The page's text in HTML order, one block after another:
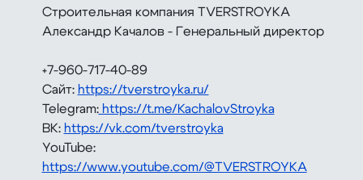
Строительная компания TVERSTROYKA
Александр Качалов - Генеральный директор
+7-960-717-40-89
Сайт: https://tverstroyka.ru/
Telegram:https://t.me/KachalovStroyka
ВК: https://vk.com/tverstroyka
YouTube:
https://www.youtube.com/@TVERSTROYKA